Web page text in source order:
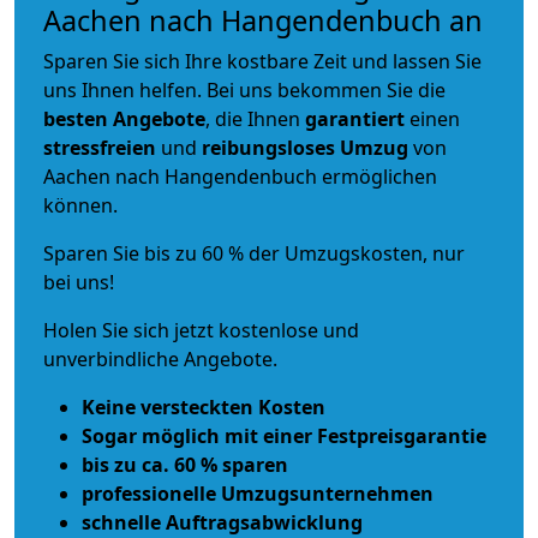
Aachen nach Hangendenbuch an
Sparen Sie sich Ihre kostbare Zeit und lassen Sie
uns Ihnen helfen. Bei uns bekommen Sie die
besten Angebote, die Ihnen garantiert einen
stressfreien und reibungsloses Umzug von
Aachen nach Hangendenbuch ermöglichen
können.
Sparen Sie bis zu 60 % der Umzugskosten, nur
bei uns!
Holen Sie sich jetzt kostenlose und
unverbindliche Angebote.
Keine versteckten Kosten
Sogar möglich mit einer Festpreisgarantie
bis zu ca. 60 % sparen
professionelle Umzugsunternehmen
schnelle Auftragsabwicklung